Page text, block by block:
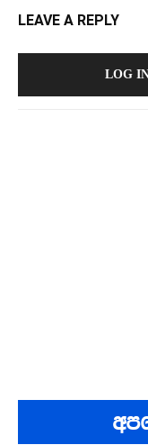
LEAVE A REPLY
LOG